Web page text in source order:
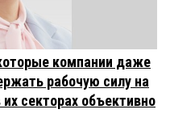
компании даже
рабочую силу на
секторах объективно